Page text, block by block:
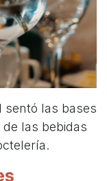
sentó las bases
las bebidas